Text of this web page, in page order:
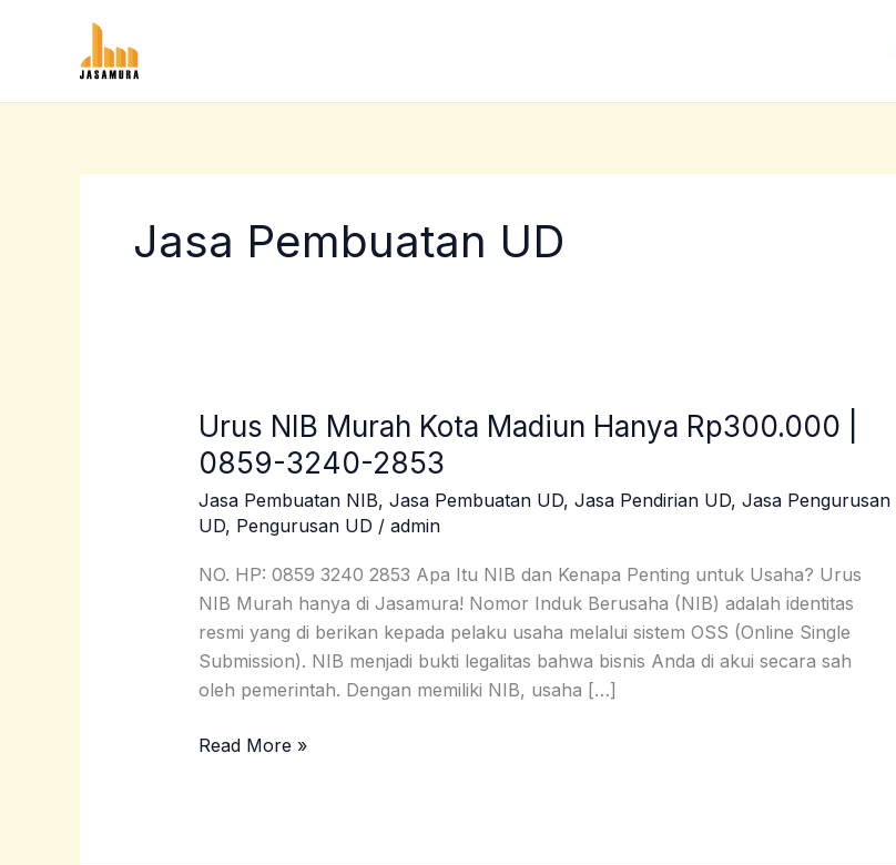
Jasa Pembuatan UD
Urus NIB Murah Kota Madiun Hanya Rp300.000 |
0859-3240-2853
Jasa Pembuatan NIB, Jasa Pembuatan UD, Jasa Pendirian UD, Jasa Pengurusan
UD, Pengurusan UD / admin
NO. HP: 0859 3240 2853 Apa Itu NIB dan Kenapa Penting untuk Usaha? Urus
NIB Murah hanya di Jasamura! Nomor Induk Berusaha (NIB) adalah identitas
resmi yang di berikan kepada pelaku usaha melalui sistem OSS (Online Single
Submission). NIB menjadi bukti legalitas bahwa bisnis Anda di akui secara sah
oleh pemerintah. Dengan memiliki NIB, usaha […]
Urus
NIB
Murah
Kota
Madiun
Hanya
Rp300.000
|
0859-
3240-
Read More »